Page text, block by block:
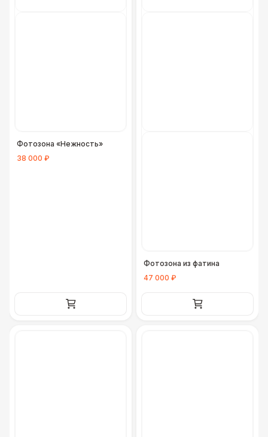
Фотозона «Нежность»
38 000 ₽
Фотозона из фатина
47 000 ₽